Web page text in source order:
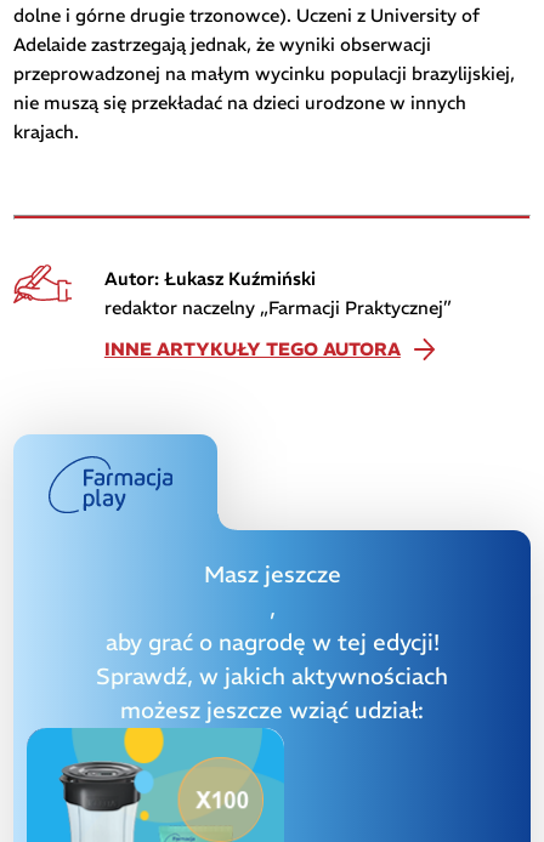
dolne i górne drugie trzonowce). Uczeni z University of
Adelaide zastrzegają jednak, że wyniki obserwacji
przeprowadzonej na małym wycinku populacji brazylijskiej,
nie muszą się przekładać na dzieci urodzone w innych
krajach.
Autor: Łukasz Kuźmiński
redaktor naczelny „Farmacji Praktycznej”
INNE ARTYKUŁY TEGO AUTORA
Masz jeszcze
,
aby grać o nagrodę w tej edycji!
Sprawdź, w jakich aktywnościach
możesz jeszcze wziąć udział: